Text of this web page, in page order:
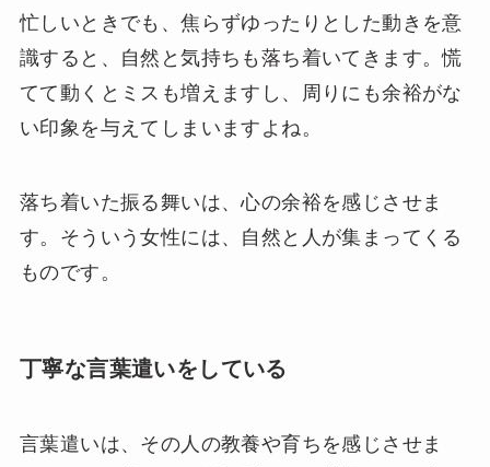
忙しいときでも、焦らずゆったりとした動きを意
識すると、自然と気持ちも落ち着いてきます。慌
てて動くとミスも増えますし、周りにも余裕がな
い印象を与えてしまいますよね。
落ち着いた振る舞いは、心の余裕を感じさせま
す。そういう女性には、自然と人が集まってくる
ものです。
丁寧な言葉遣いをしている
言葉遣いは、その人の教養や育ちを感じさせま